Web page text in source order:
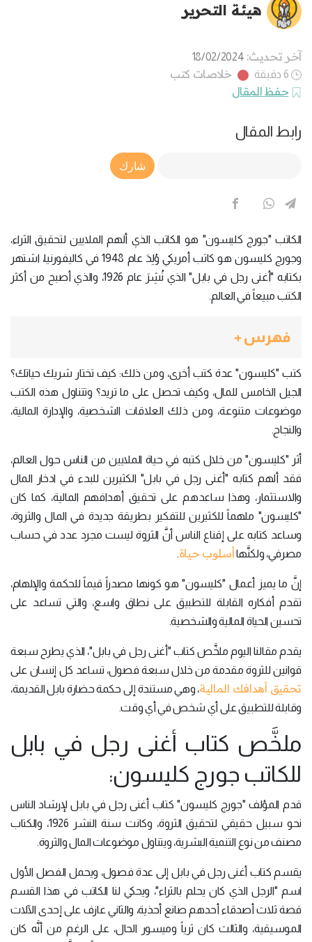
هيئة التحرير
آخر تحديث: 18/02/2024
6 دقيقة
خلاصات كتب
حفظ المقال
رابط المقال
Article Link
شارك
الكاتب "جورج كليسون" هو الكاتب الذي ألهم الملايين لتحقيق الثراء،
وجورج كليسون هو كاتب أمريكي وُلِدَ عام 1948 في كاليفورنيا، اشتهر
بكتابه "أغنى رجل في بابل" الذي نُشِرَ عام 1926، والذي أصبح من أكثر
الكتب مبيعاً في العالم.
فهرس +
كتب "كليسون" عدة كتب أخرى، ومن ذلك: كيف تختار شريك حياتك؟
الجيل الخامس للمال، وكيف تحصل على ما تريد؟ وتتناول هذه الكتب
موضوعات متنوعة، ومن ذلك العلاقات الشخصية، والإدارة المالية،
والنجاح.
أثر "كليسون" من خلال كتبه في حياة الملايين من الناس حول العالم،
فقد ألهم كتابه "أغنى رجل في بابل" الكثيرين للبدء في ادخار المال
والاستثمار، وهذا ساعدهم على تحقيق أهدافهم المالية، كما كان
"كليسون" ملهماً للكثيرين للتفكير بطريقة جديدة في المال والثروة،
وساعد كتابه على إقناع الناس أنَّ الثروة ليست مجرد عدد في حساب
مصرفي، ولكنَّهاأسلوب حياة.
إنَّ ما يميز أعمال "كليسون" هو كونها مصدراً قيماً للحكمة والإلهام،
تقدم أفكاره القابلة للتطبيق على نطاق واسع، والتي تساعد على
تحسين الحياة المالية والشخصية.
يقدم مقالنا اليوم ملخَّص كتاب "أغنى رجل في بابل"، الذي يطرح سبعة
قوانين للثروة مقدمة من خلال سبعة فصول، تساعد كل إنسان على
تحقيق أهدافك المالية، وهي مستندة إلى حكمة حضارة بابل القديمة،
وقابلة للتطبيق على أي شخص في أي وقت.
ملخَّص كتاب أغنى رجل في بابل
للكاتب جورج كليسون:
قدم المؤلف "جورج كليسون" كتاب أغنى رجل في بابل لإرشاد الناس
نحو سبيل حقيقي لتحقيق الثروة، وكانت سنة النشر 1926، والكتاب
مصنف من نوع التنمية البشرية، ويتناول موضوعات المال والثروة.
يقسم كتاب أغنى رجل في بابل إلى عدة فصول، ويحمل الفصل الأول
اسم "الرجل الذي كان يحلم بالثراء"، ويحكي لنا الكاتب في هذا القسم
قصة ثلاث أصدقاء أحدهم صانع أحذية، والثاني عازف على إحدى الآلات
الموسيقية، والثالث كان ثرياً وميسور الحال، على الرغم من أنَّه كان